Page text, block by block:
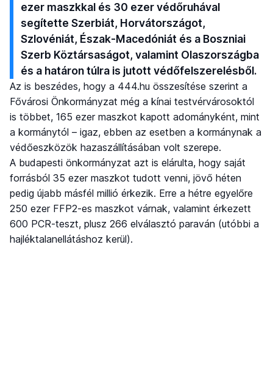
ezer maszkkal és 30 ezer védőruhával
segítette Szerbiát, Horvátországot,
Szlovéniát, Észak-Macedóniát és a Boszniai
Szerb Köztársaságot, valamint Olaszországba
és a határon túlra is jutott védőfelszerelésből.
Az is beszédes, hogy a 444.hu összesítése szerint a
Fővárosi Önkormányzat még a kínai testvérvárosoktól
is többet, 165 ezer maszkot kapott adományként, mint
a kormánytól – igaz, ebben az esetben a kormánynak a
védőeszközök hazaszállításában volt szerepe.
A budapesti önkormányzat azt is elárulta, hogy saját
forrásból 35 ezer maszkot tudott venni, jövő héten
pedig újabb másfél millió érkezik. Erre a hétre egyelőre
250 ezer FFP2-es maszkot várnak, valamint érkezett
600 PCR-teszt, plusz 266 elválasztó paraván (utóbbi a
hajléktalanellátáshoz kerül).